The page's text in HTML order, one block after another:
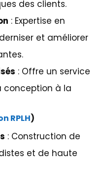
des clients.
: Expertise en
et améliorer
: Offre un service
conception à la
RPLH)
: Construction de
et de haute